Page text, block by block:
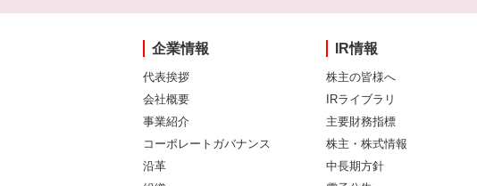
企業情報
代表挨拶
会社概要
事業紹介
コーポレートガバナンス
沿革
IR情報
株主の皆様へ
IRライブラリ
主要財務指標
株主・株式情報
中長期方針